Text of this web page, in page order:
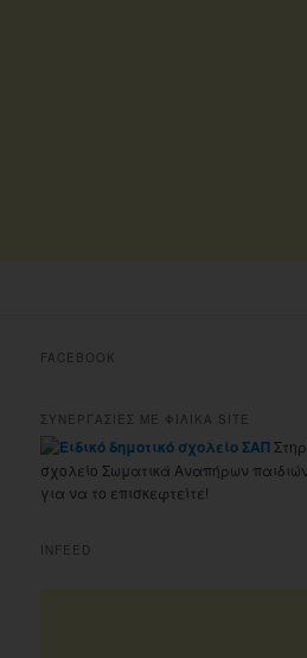
FACEBOOK
ΣΥΝΕΡΓΑΣΙΕΣ ΜΕ ΦΙΛΙΚΑ SITE
σχολείο Σωματικά Αναπήρων
για να το επισκεφτείτε!
INFEED